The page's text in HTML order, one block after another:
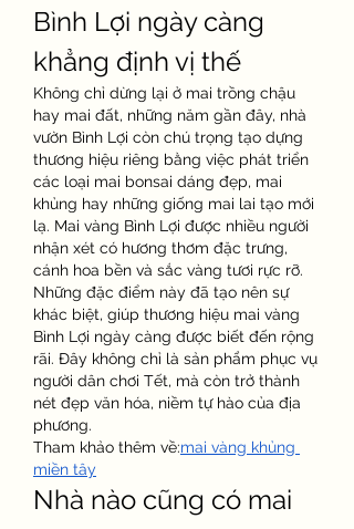
Bình Lợi ngày càng
khẳng định vị thế
Không chỉ dừng lại ở mai trồng chậu
hay mai đất, những năm gần đây, nhà
vườn Bình Lợi còn chú trọng tạo dựng
thương hiệu riêng bằng việc phát triển
các loại mai bonsai dáng đẹp, mai
khủng hay những giống mai lai tạo mới
lạ. Mai vàng Bình Lợi được nhiều người
nhận xét có hương thơm đặc trưng,
cánh hoa bền và sắc vàng tươi rực rỡ.
Những đặc điểm này đã tạo nên sự
khác biệt, giúp thương hiệu mai vàng
Bình Lợi ngày càng được biết đến rộng
rãi. Đây không chỉ là sản phẩm phục vụ
người dân chơi Tết, mà còn trở thành
nét đẹp văn hóa, niềm tự hào của địa
phương.
Tham khảo thêm về:mai vàng khủng
miền tây
Nhà nào cũng có mai